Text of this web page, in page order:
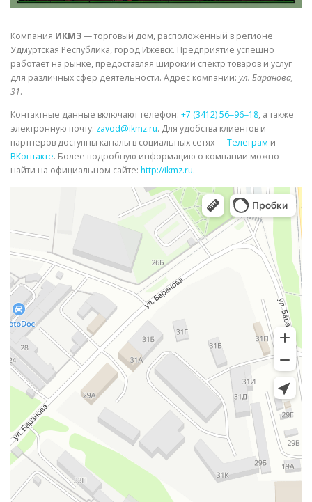
Компания ИКМЗ— торговый дом, расположенный в регионе
Удмуртская Республика, город Ижевск. Предприятие успешно
работает на рынке, предоставляя широкий спектр товаров и услуг
для различных сфер деятельности. Адрес компании: ул. Баранова,
31.
Контактные данные включают телефон: +7 (3412) 56‒96‒18, а также
электронную почту: zavod@ikmz.ru. Для удобства клиентов и
партнеров доступны каналы в социальных сетях —Телеграм и
ВКонтакте. Более подробную информацию о компании можно
найти на официальном сайте: http://ikmz.ru.